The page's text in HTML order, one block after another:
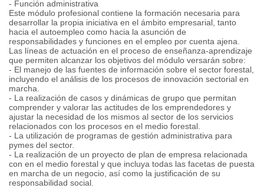
- Función administrativa
Este módulo profesional contiene la formación necesaria para
desarrollar la propia iniciativa en el ámbito empresarial, tanto
hacia el autoempleo como hacia la asunción de
responsabilidades y funciones en el empleo por cuenta ajena.
Las líneas de actuación en el proceso de enseñanza-aprendizaje
que permiten alcanzar los objetivos del módulo versarán sobre:
- El manejo de las fuentes de información sobre el sector forestal,
incluyendo el análisis de los procesos de innovación sectorial en
marcha.
- La realización de casos y dinámicas de grupo que permitan
comprender y valorar las actitudes de los emprendedores y
ajustar la necesidad de los mismos al sector de los servicios
relacionados con los procesos en el medio forestal.
- La utilización de programas de gestión administrativa para
pymes del sector.
- La realización de un proyecto de plan de empresa relacionada
con en el medio forestal y que incluya todas las facetas de puesta
en marcha de un negocio, así como la justificación de su
responsabilidad social.